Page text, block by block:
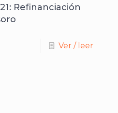
Refinanciación
Ver / leer